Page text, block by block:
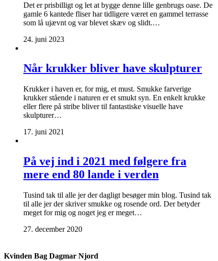
Det er prisbilligt og let at bygge denne lille genbrugs oase. De
gamle 6 kantede fliser har tidligere været en gammel terrasse
som lå ujævnt og var blevet skæv og slidt.…
24. juni 2023
Når krukker bliver have skulpturer
Krukker i haven er, for mig, et must. Smukke farverige
krukker stående i naturen er et smukt syn. En enkelt krukke
eller flere på stribe bliver til fantastiske visuelle have
skulpturer…
17. juni 2021
På vej ind i 2021 med følgere fra
mere end 80 lande i verden
Tusind tak til alle jer der dagligt besøger min blog. Tusind tak
til alle jer der skriver smukke og rosende ord. Der betyder
meget for mig og noget jeg er meget…
27. december 2020
Kvinden Bag Dagmar Njord